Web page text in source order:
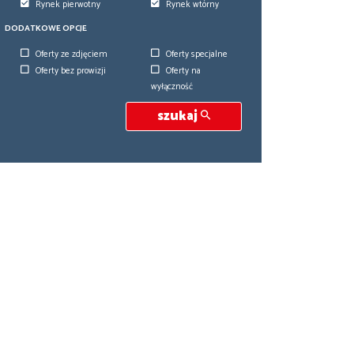
Rynek pierwotny
Rynek wtórny
DODATKOWE OPCJE
Oferty ze zdjęciem
Oferty specjalne
Oferty bez prowizji
Oferty na
wyłączność
szukaj